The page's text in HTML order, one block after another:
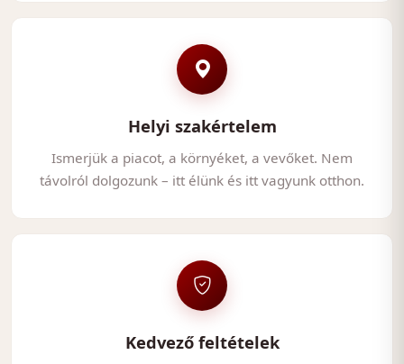
Helyi szakértelem
Ismerjük a piacot, a környéket, a vevőket. Nem
távolról dolgozunk – itt élünk és itt vagyunk otthon.
Kedvező feltételek